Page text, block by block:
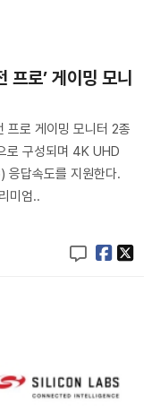
로’ 게이밍 모니
프로 게이밍 모니터 2종
로 구성되며 4K UHD
답속도를 지원한다.
미엄..